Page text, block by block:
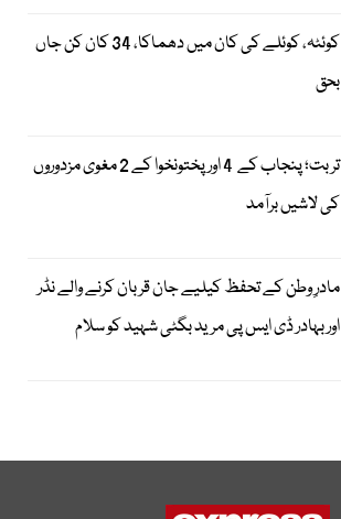
کوئٹہ، کوئلے کی کان میں دھماکا، 34 کان کن جاں
بحق
تربت؛ پنجاب کے 4 اور پختونخوا کے 2 مغوی مزدوروں
کی لاشیں برآمد
مادرِ وطن کے تحفظ کیلیے جان قربان کرنے والے نڈر
اور بہادر ڈی ایس پی مرید بگٹی شہید کو سلام